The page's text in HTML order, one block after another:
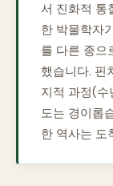
서 진화적 통
한 박물학자
를 다른 종으
했습니다. 핀
지적 과정(수
도는 경이롭
한 역사는 도